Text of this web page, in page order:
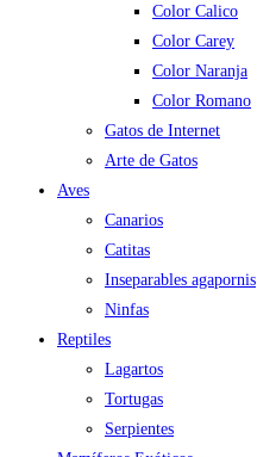
Color Calico
Color Carey
Color Naranja
Color Romano
Gatos de Internet
Arte de Gatos
Aves
Canarios
Catitas
Inseparables agapornis
Ninfas
Reptiles
Lagartos
Tortugas
Serpientes